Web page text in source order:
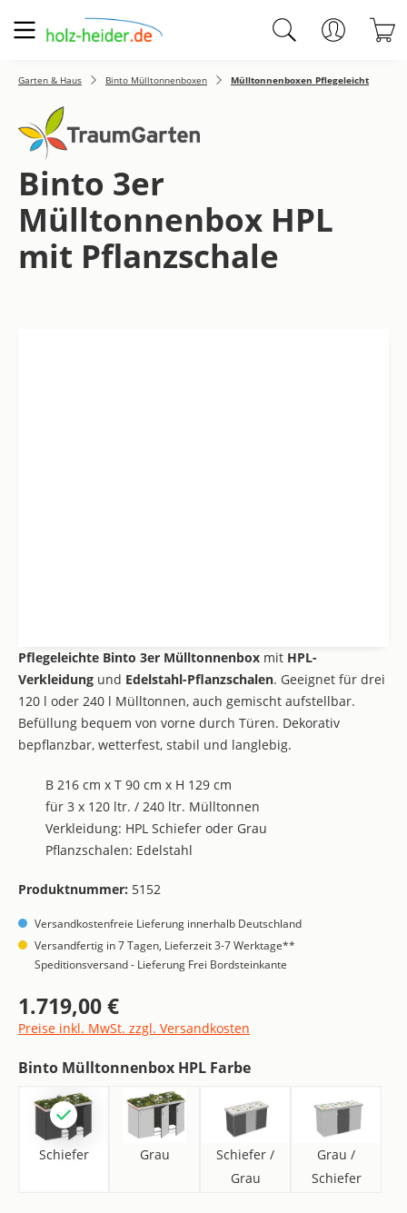
Zum Hauptinhalt springen
Garten & Haus Binto Mülltonnenboxen Mülltonnenboxen Pflegeleicht
Binto 3er
Mülltonnenbox HPL
mit Pflanzschale
Pflegeleichte Binto 3er Mülltonnenbox mit HPL-
Verkleidung und Edelstahl-Pflanzschalen. Geeignet für drei
120 l oder 240 l Mülltonnen, auch gemischt aufstellbar.
Befüllung bequem von vorne durch Türen. Dekorativ
bepflanzbar, wetterfest, stabil und langlebig.
B 216 cm x T 90 cm x H 129 cm
für 3 x 120 ltr. / 240 ltr. Mülltonnen
Verkleidung: HPL Schiefer oder Grau
Pflanzschalen: Edelstahl
Produktnummer: 5152
Versandkostenfreie Lieferung innerhalb Deutschland
Versandfertig in 7 Tagen, Lieferzeit 3-7 Werktage**
Speditionsversand - Lieferung Frei Bordsteinkante
Regulärer Preis:
1.719,00 €
Preise inkl. MwSt. zzgl. Versandkosten
Binto Mülltonnenbox HPL Farbeauswählen
Schiefer
Schiefer Grau
Grau
Schiefer /
Grau
Schiefer / GrauGrau /
Schiefer
Grau /